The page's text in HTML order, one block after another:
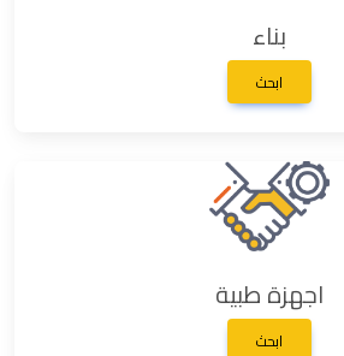
بناء
ابحث
اجهزة طبية
ابحث